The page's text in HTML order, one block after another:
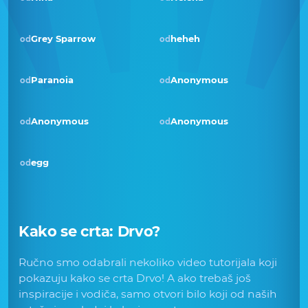
odGrey Sparrow od heheh
Pobjednik · ruj 2018
od Paranoia odAnonymous
odAnonymous odAnonymous
odegg
Kako se crta: Drvo?
Ručno smo odabrali nekoliko video tutorijala koji
pokazuju kako se crta Drvo! A ako trebaš još
inspiracije i vodiča, samo otvori bilo koji od naših